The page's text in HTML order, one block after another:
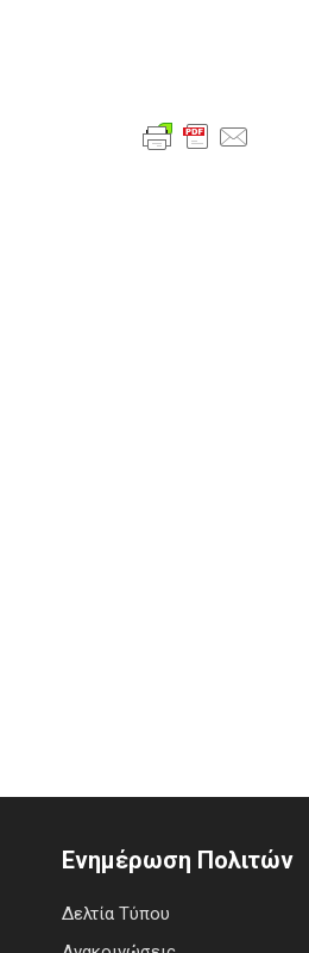
Ενημέρωση Πολιτών
Δελτία Τύπου